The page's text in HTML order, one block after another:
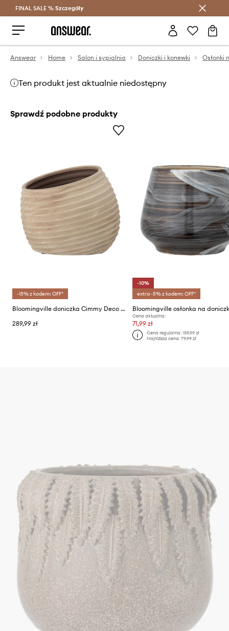
Oszczędzaj z Answear Club >
FINAL SALE % Szczegóły
Answear Home Salon i sypialnia Doniczki i konewki Osłonki
Ten produkt jest aktualnie niedostępny
Sprawdź podobne produkty
-15% z kodem: OFF*
Bloomingville doniczka Cimmy Deco 22 x 23 x 19 cm
289,99 zł
-10%
extra -5% z kodem: OFF*
Cena aktualna:
71,99 zł
Cena regularna: 159,99 zł
Najniższa cena: 79,99 zł